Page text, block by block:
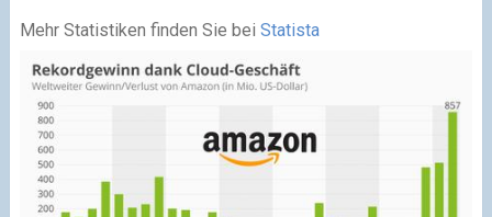
Mehr Statistiken finden Sie bei Statista